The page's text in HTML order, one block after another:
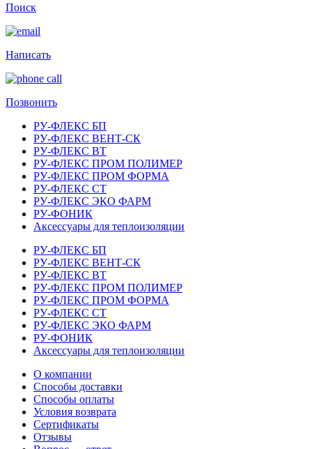
Поиск
Написать
Позвонить
РУ-ФЛЕКС БП
РУ-ФЛЕКС ВЕНТ-СК
РУ-ФЛЕКС ВТ
РУ-ФЛЕКС ПРОМ ПОЛИМЕР
РУ-ФЛЕКС ПРОМ ФОРМА
РУ-ФЛЕКС СТ
РУ-ФЛЕКС ЭКО ФАРМ
РУ-ФОНИК
Аксессуары для теплоизоляции
РУ-ФЛЕКС БП
РУ-ФЛЕКС ВЕНТ-СК
РУ-ФЛЕКС ВТ
РУ-ФЛЕКС ПРОМ ПОЛИМЕР
РУ-ФЛЕКС ПРОМ ФОРМА
РУ-ФЛЕКС СТ
РУ-ФЛЕКС ЭКО ФАРМ
РУ-ФОНИК
Аксессуары для теплоизоляции
О компании
Способы доставки
Способы оплаты
Условия возврата
Сертификаты
Отзывы